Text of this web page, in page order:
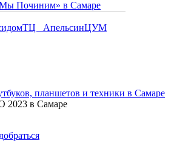
ТЦ АпельсинЦУМ
планшетов и техники в Самаре
2023 в Самаре